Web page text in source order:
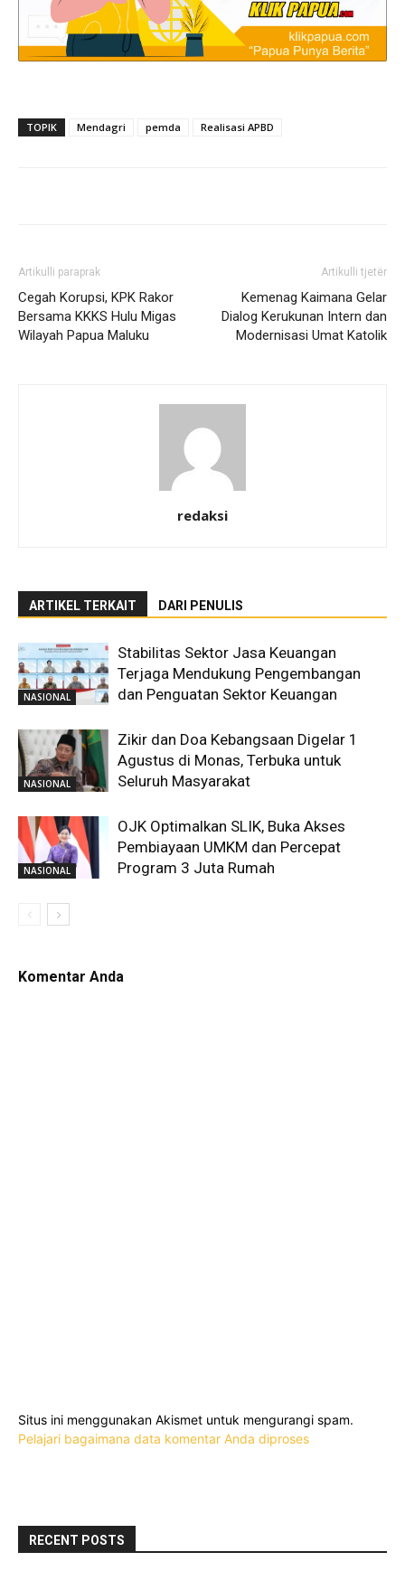
TOPIK Mendagri pemda Realisasi APBD
Artikulli paraprak
Cegah Korupsi, KPK Rakor
Bersama KKKS Hulu Migas
Wilayah Papua Maluku
Artikulli tjetër
Kemenag Kaimana Gelar
Dialog Kerukunan Intern dan
Modernisasi Umat Katolik
redaksi
ARTIKEL TERKAIT DARI PENULIS
NASIONAL
Stabilitas Sektor Jasa Keuangan
Terjaga Mendukung Pengembangan
dan Penguatan Sektor Keuangan
NASIONAL
Zikir dan Doa Kebangsaan Digelar 1
Agustus di Monas, Terbuka untuk
Seluruh Masyarakat
NASIONAL
OJK Optimalkan SLIK, Buka Akses
Pembiayaan UMKM dan Percepat
Program 3 Juta Rumah
Komentar Anda
Situs ini menggunakan Akismet untuk mengurangi spam.
Pelajari bagaimana data komentar Anda diproses
RECENT POSTS